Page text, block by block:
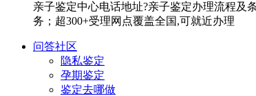
亲子鉴定中心电话地址?亲子鉴定办理流程及
务；超300+受理网点覆盖全国,可就近办理
问答社区
隐私鉴定
孕期鉴定
鉴定去哪做